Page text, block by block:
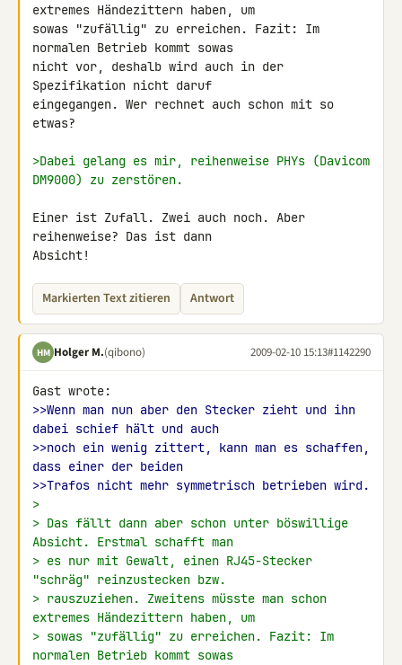
extremes Händezittern haben, um
sowas "zufällig" zu erreichen. Fazit: Im
normalen Betrieb kommt sowas
nicht vor, deshalb wird auch in der
Spezifikation nicht daruf
eingegangen. Wer rechnet auch schon mit so
etwas?
>Dabei gelang es mir, reihenweise PHYs (Davicom
DM9000) zu zerstören.
Einer ist Zufall. Zwei auch noch. Aber
reihenweise? Das ist dann
Absicht!
Markierten Text zitieren Antwort
HM Holger M.(qibono) 2009-02-10 15:13#1142290
>>Wenn man nun aber den Stecker zieht und ihn
dabei schief hält und auch
>>noch ein wenig zittert, kann man es schaffen,
dass einer der beiden
>>Trafos nicht mehr symmetrisch betrieben wird.
>
> Das fällt dann aber schon unter böswillige
Absicht. Erstmal schafft man
> es nur mit Gewalt, einen RJ45-Stecker
"schräg" reinzustecken bzw.
> rauszuziehen. Zweitens müsste man schon
extremes Händezittern haben, um
> sowas "zufällig" zu erreichen. Fazit: Im
normalen Betrieb kommt sowas